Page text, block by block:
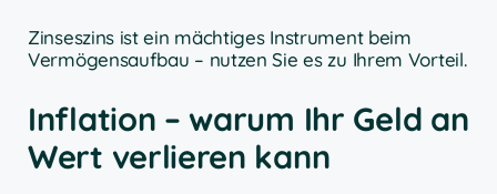
Zinseszins ist ein mächtiges Instrument beim
Vermögensaufbau – nutzen Sie es zu Ihrem Vorteil.
Inflation – warum Ihr Geld an
Wert verlieren kann